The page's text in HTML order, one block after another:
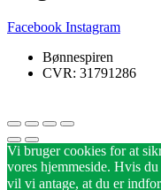
Facebook Instagram
Bønnespiren
CVR: 31791286
Vi bruger cookies for at
vores hjemmeside. Hvis
vil vi antage, at du er